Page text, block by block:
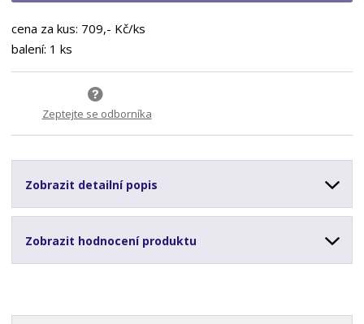
cena za kus: 709,- Kč/ks
balení: 1 ks
Zeptejte se odborníka
Zobrazit detailní popis
Zobrazit hodnocení produktu